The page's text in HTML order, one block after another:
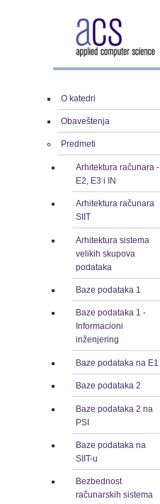
O katedri
Obaveštenja
Predmeti
Arhitektura računara -
E2, E3 i IN
Arhitektura računara
SIIT
Arhitektura sistema
velikih skupova
podataka
Baze podataka 1
Baze podataka 1 -
Informacioni
inženjering
Baze podataka na E1
Baze podataka 2
Baze podataka 2 na
PSI
Baze podataka na
SIIT-u
Bezbednost
računarskih sistema